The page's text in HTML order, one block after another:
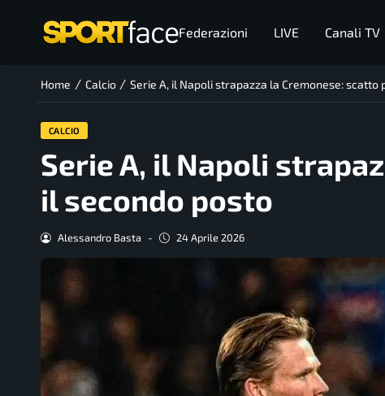
Federazioni LIVE Canali TV
Home / Calcio / Serie A, il Napoli strapazza la Cremonese: scatto
CALCIO
Serie A, il Napoli
il secondo posto
Alessandro Basta - 24 Aprile 2026